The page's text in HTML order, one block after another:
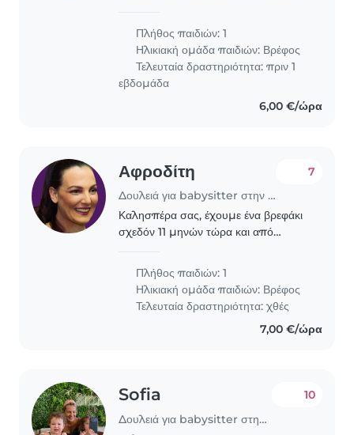
Πλήθος παιδιών: 1
Ηλικιακή ομάδα παιδιών: Βρέφος
Τελευταία δραστηριότητα: πριν 1
εβδομάδα
6,00 €/ώρα
Αφροδίτη
Δουλειά για babysitter στην περιοχή Αθήνα
7
Καλησπέρα σας, έχουμε ένα βρεφάκι
σχεδόν 11 μηνών τώρα και από
θέλαμε ένα άτομο να το κρατάει από
τις 15:00 μέχρι τις 18:30 καθημερινά
μέχρι να..
Πλήθος παιδιών: 1
Ηλικιακή ομάδα παιδιών: Βρέφος
Τελευταία δραστηριότητα: χθές
7,00 €/ώρα
Sofia
Δουλειά για babysitter στην περιοχή Αθήνα
10